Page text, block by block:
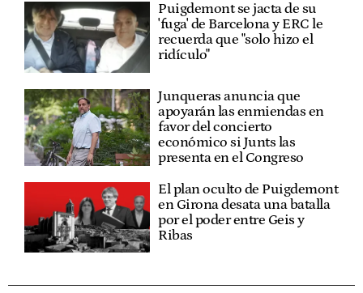
Puigdemont se jacta de su
'fuga' de Barcelona y ERC le
recuerda que "solo hizo el
ridículo"
Junqueras anuncia que
apoyarán las enmiendas en
favor del concierto
económico si Junts las
presenta en el Congreso
El plan oculto de Puigdemont
en Girona desata una batalla
por el poder entre Geis y
Ribas